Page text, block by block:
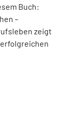
Buch:
–
zeigt